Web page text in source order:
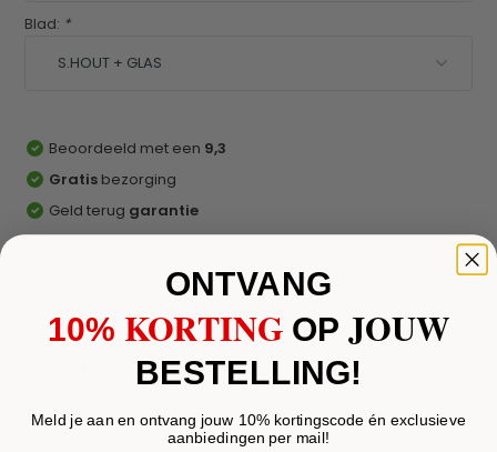
Blad: *
Beoordeeld met een 9,3
Gratis bezorging
Geld terug garantie
Productomschrijving
Delen
ONTVANG
10% KORTING OPJOUW
BESTELLING!
Meld je aan en ontvang jouw 10% kortingscode én exclusieve
aanbiedingen per mail!